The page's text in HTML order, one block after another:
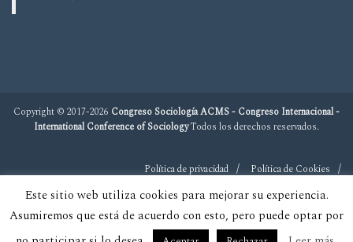
Copyright © 2017-2026 Congreso Sociología ACMS - Congreso Internacional -
International Conference of SociologyTodos los derechos reservados.
Política de privacidad Política de Cookies
Este sitio web utiliza cookies para mejorar su experiencia.
Asumiremos que está de acuerdo con esto, pero puede optar por